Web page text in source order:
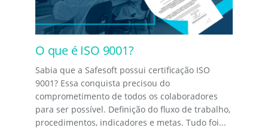
O que é ISO 9001?
Sabia que a Safesoft possui certificação ISO
9001? Essa conquista precisou do
comprometimento de todos os colaboradores
para ser possível. Definição do fluxo de trabalho,
procedimentos, indicadores e metas. Tudo foi...